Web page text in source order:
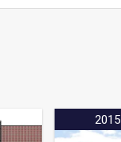
2015